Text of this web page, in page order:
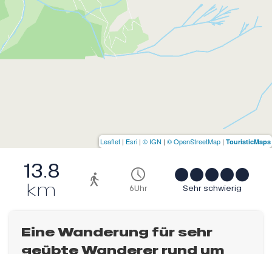
13.8
km 6Uhr Sehr schwierig
Eine Wanderung für sehr
geübte Wanderer rund um
Leaflet | Esri | © IGN | © OpenStreetMap | TouristicMaps